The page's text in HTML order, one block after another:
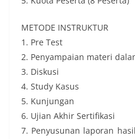
METODE INSTRUKTUR
1. Pre Test
2. Penyampaian materi
3. Diskusi
4. Study Kasus
5. Kunjungan
6. Ujian Akhir Sertifikasi
7. Penyusunan laporan